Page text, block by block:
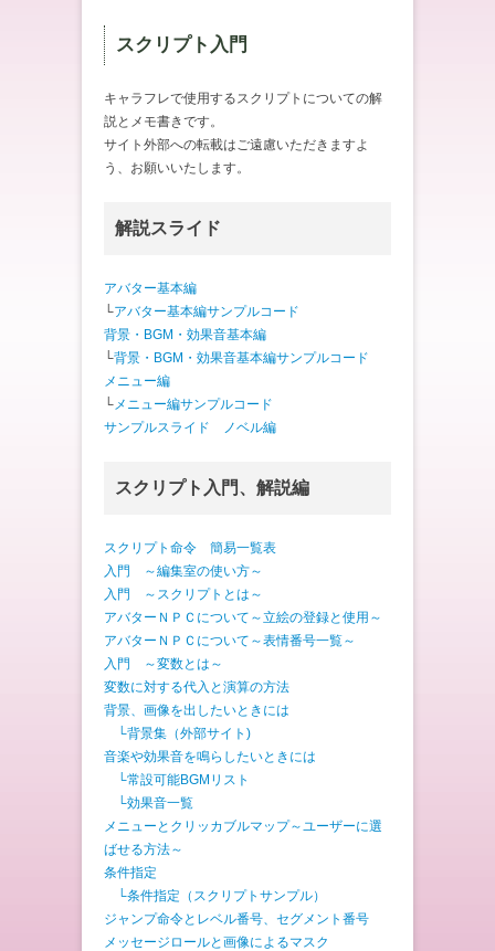
スクリプト入門
キャラフレで使用するスクリプトについての解
説とメモ書きです。
サイト外部への転載はご遠慮いただきますよ
う、お願いいたします。
解説スライド
アバター基本編
└アバター基本編サンプルコード
背景・BGM・効果音基本編
└背景・BGM・効果音基本編サンプルコード
メニュー編
└メニュー編サンプルコード
サンプルスライド ノベル編
スクリプト入門、解説編
スクリプト命令 簡易一覧表
入門 ～編集室の使い方～
入門 ～スクリプトとは～
アバターＮＰＣについて～立絵の登録と使用～
アバターＮＰＣについて～表情番号一覧～
入門 ～変数とは～
変数に対する代入と演算の方法
背景、画像を出したいときには
└背景集（外部サイト)
音楽や効果音を鳴らしたいときには
└常設可能BGMリスト
└効果音一覧
メニューとクリッカブルマップ～ユーザーに選
ばせる方法～
条件指定
└条件指定（スクリプトサンプル）
ジャンプ命令とレベル番号、セグメント番号
メッセージロールと画像によるマスク